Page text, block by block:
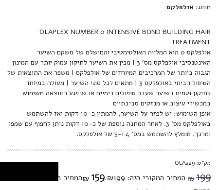
מותג: אולפלקס
OLAPLEX NUMBER 0 INTENSIVE BOND BUILDING HAIR
TREATMENT
אולפלקס 0 הוא המלווה האולטימטיבי והמושלם של משקם השיער
האינטנסיבי אולפלקס מס' 3 | מכין את השיער לתיקון עמוק יותר עם המינון
הגבוה ביותר של המרכיבים המיוחדים של אולפלקס | משפר את התוצאות של
הטיפול הביתי באולפלקס 3 | מתאים לכל סוגי השיער | מעולה במיוחד
לתיקון פגמים בשיער שעבר טיפולים כימיים או שנפגע כתוצאה משימוש
במכשירי עיצוב או מנזקים סביבתיים
אופן השימוש: יש לפזר על השיער, להמתין כ-10 דקות ואז להשתמש
באולפלקס מס' 3. לאחר המתנה נוספת של כ-10 דקות ניתן לחפוף עם שמפו
ומרכך. מומלץ להשתמש במס' 4 ו-5 של אולפלקס.
מק"ט: OLA229
₪199 המחיר המקורי היה: ₪199. ₪ 159
המחיר הנוכחי הוא: